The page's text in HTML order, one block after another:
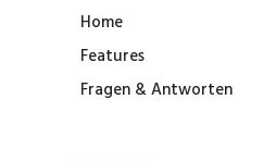
Home
Features
Fragen & Antworten